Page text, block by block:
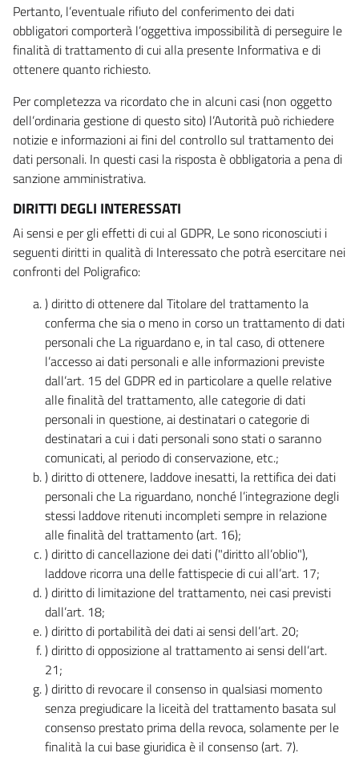
Pertanto, l’eventuale rifiuto del conferimento dei dati
obbligatori comporterà l’oggettiva impossibilità di perseguire le
finalità di trattamento di cui alla presente Informativa e di
ottenere quanto richiesto.
Per completezza va ricordato che in alcuni casi (non oggetto
dell’ordinaria gestione di questo sito) l’Autorità può richiedere
notizie e informazioni ai fini del controllo sul trattamento dei
dati personali. In questi casi la risposta è obbligatoria a pena di
sanzione amministrativa.
DIRITTI DEGLI INTERESSATI
Ai sensi e per gli effetti di cui al GDPR, Le sono riconosciuti i
seguenti diritti in qualità di Interessato che potrà esercitare nei
confronti del Poligrafico:
) diritto di ottenere dal Titolare del trattamento la
conferma che sia o meno in corso un trattamento di dati
personali che La riguardano e, in tal caso, di ottenere
l’accesso ai dati personali e alle informazioni previste
dall’art. 15 del GDPR ed in particolare a quelle relative
alle finalità del trattamento, alle categorie di dati
personali in questione, ai destinatari o categorie di
destinatari a cui i dati personali sono stati o saranno
comunicati, al periodo di conservazione, etc.;
) diritto di ottenere, laddove inesatti, la rettifica dei dati
personali che La riguardano, nonché l’integrazione degli
stessi laddove ritenuti incompleti sempre in relazione
alle finalità del trattamento (art. 16);
) diritto di cancellazione dei dati ("diritto all’oblio"),
laddove ricorra una delle fattispecie di cui all’art. 17;
) diritto di limitazione del trattamento, nei casi previsti
dall’art. 18;
) diritto di portabilità dei dati ai sensi dell’art. 20;
) diritto di opposizione al trattamento ai sensi dell’art.
21;
) diritto di revocare il consenso in qualsiasi momento
senza pregiudicare la liceità del trattamento basata sul
consenso prestato prima della revoca, solamente per le
finalità la cui base giuridica è il consenso (art. 7).